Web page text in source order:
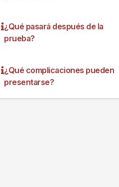
¿Qué pasará después de la
prueba?
¿Qué complicaciones pueden
presentarse?